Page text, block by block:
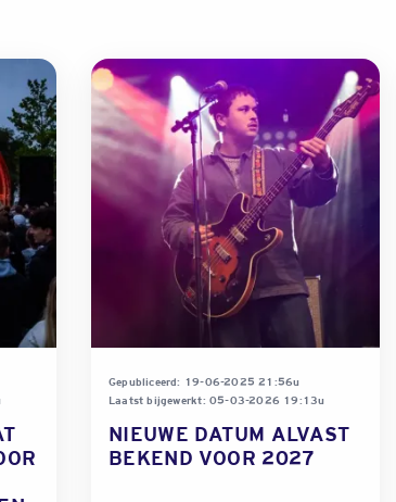
Gepubliceerd: 19-06-2025 21:56u
Laatst bijgewerkt: 05-03-2026 19:13u
NIEUWE DATUM ALVAST
BEKEND VOOR 2027